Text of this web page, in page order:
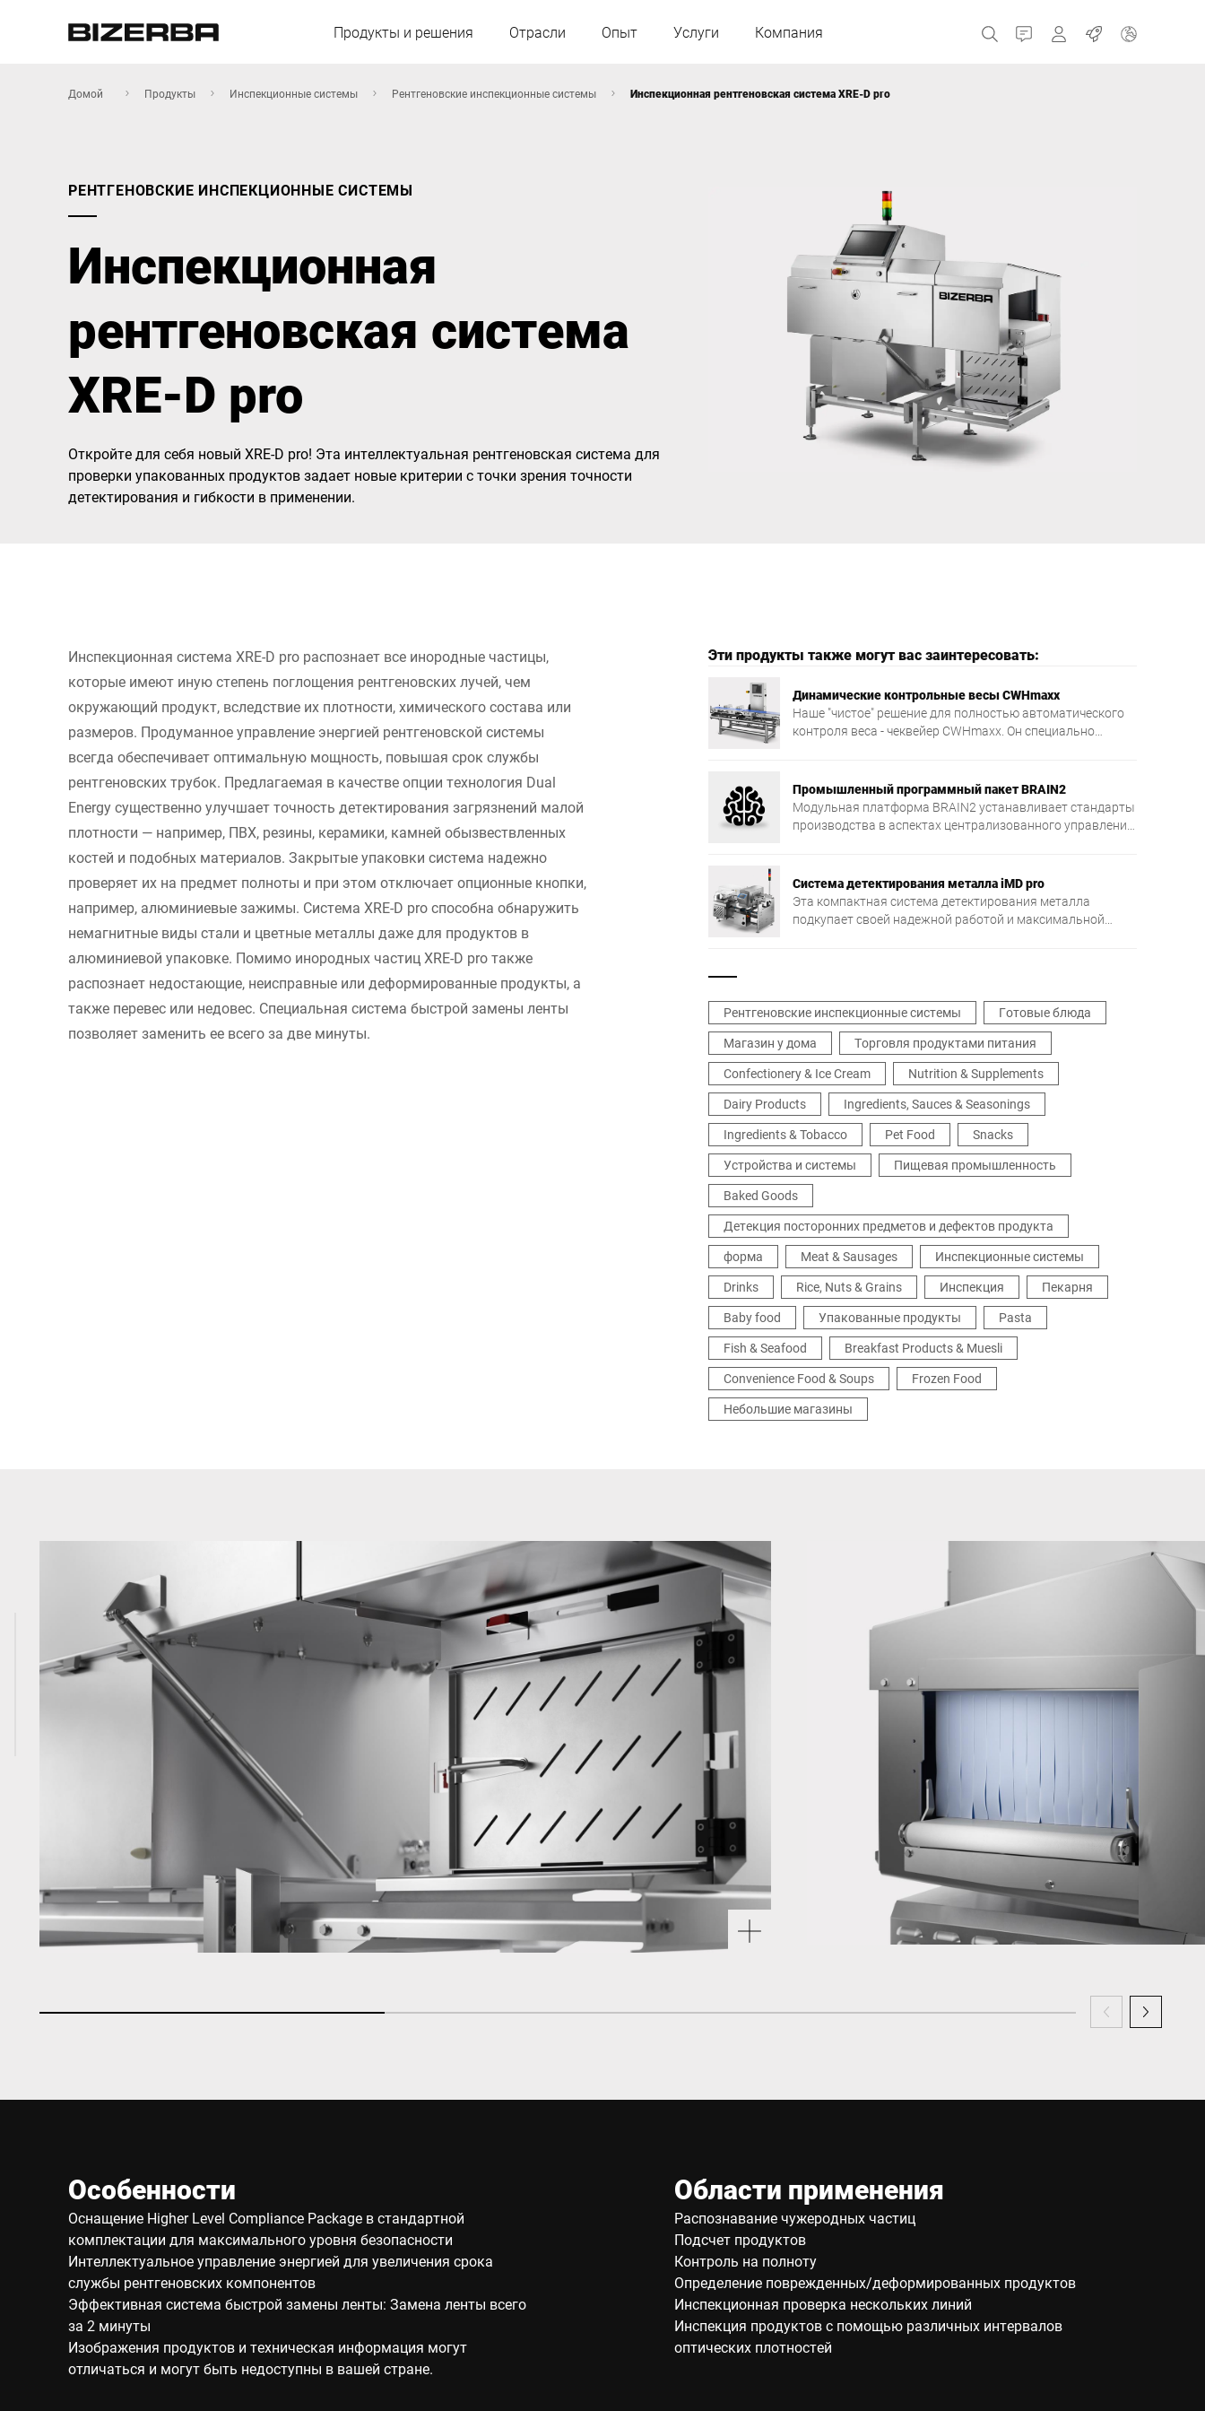
Продукты и решения Отрасли Опыт Услуги Компания КонтактMyBizerba
Работа
Венгрия Нидерланды
Польша Россия
Швейцария
Великобритания
Америка
Азия
Австралия
Африка
Глобальный веб -сайт
Домой Продукты Инспекционные системы Рентгеновские инспекционные системы Инспекционная рентгеновская система XRE-D pro
РЕНТГЕНОВСКИЕ ИНСПЕКЦИОННЫЕ СИСТЕМЫ
Инспекционная
рентгеновская система
XRE-D pro
Откройте для себя новый XRE-D pro! Эта интеллектуальная рентгеновская система для
проверки упакованных продуктов задает новые критерии с точки зрения точности
детектирования и гибкости в применении.
Инспекционная система XRE-D pro распознает все инородные частицы,
которые имеют иную степень поглощения рентгеновских лучей, чем
окружающий продукт, вследствие их плотности, химического состава или
размеров. Продуманное управление энергией рентгеновской системы
всегда обеспечивает оптимальную мощность, повышая срок службы
рентгеновских трубок. Предлагаемая в качестве опции технология Dual
Energy существенно улучшает точность детектирования загрязнений малой
плотности — например, ПВХ, резины, керамики, камней обызвествленных
костей и подобных материалов. Закрытые упаковки система надежно
проверяет их на предмет полноты и при этом отключает опционные кнопки,
например, алюминиевые зажимы. Система XRE-D pro способна обнаружить
немагнитные виды стали и цветные металлы даже для продуктов в
алюминиевой упаковке. Помимо инородных частиц XRE-D pro также
распознает недостающие, неисправные или деформированные продукты, а
также перевес или недовес. Специальная система быстрой замены ленты
позволяет заменить ее всего за две минуты.
Эти продукты также могут вас заинтересовать:
Динамические контрольные весы CWHmaxx
Наше "чистое" решение для полностью автоматического
контроля веса - чеквейер CWHmaxx. Он специально
выделяется качеством используемых материалов,
открытой конструкцией и загругленными поверхностями.
Ваше преимущество: Легкий в очистке чеквейер для
точного взвешивания продуктов.
Промышленный программный пакет BRAIN2
Модульная платформа BRAIN2 устанавливает стандарты
производства в аспектах централизованного управления
Система детектирования металла iMD pro
Эта компактная система детектирования металла
подкупает своей надежной работой и максимальной
Рентгеновские инспекционные системы
Готовые блюда
Магазин у дома
Торговля продуктами питания
Confectionery & Ice Cream
Nutrition & Supplements
Dairy Products
Ingredients, Sauces & Seasonings
Ingredients & Tobacco
Pet Food
Snacks
Устройства и системы
Пищевая промышленность
Baked Goods
Детекция посторонних предметов и дефектов продукта
форма
Meat & Sausages
Инспекционные системы
Drinks
Rice, Nuts & Grains Инспекция
Пекарня
Baby food
Упакованные продукты
Pasta
Fish & Seafood
Breakfast Products & Muesli
Convenience Food & Soups
Frozen Food
Небольшие магазины
Особенности
Оснащение Higher Level Compliance Package в стандартной
комплектации для максимального уровня безопасности
Интеллектуальное управление энергией для увеличения срока
службы рентгеновских компонентов
Эффективная система быстрой замены ленты: Замена ленты всего
за 2 минуты
Изображения продуктов и техническая информация могут
отличаться и могут быть недоступны в вашей стране.
Области применения
Распознавание чужеродных частиц
Подсчет продуктов
Контроль на полноту
Определение поврежденных/деформированных продуктов
Инспекционная проверка нескольких линий
Инспекция продуктов с помощью различных интервалов
оптических плотностей